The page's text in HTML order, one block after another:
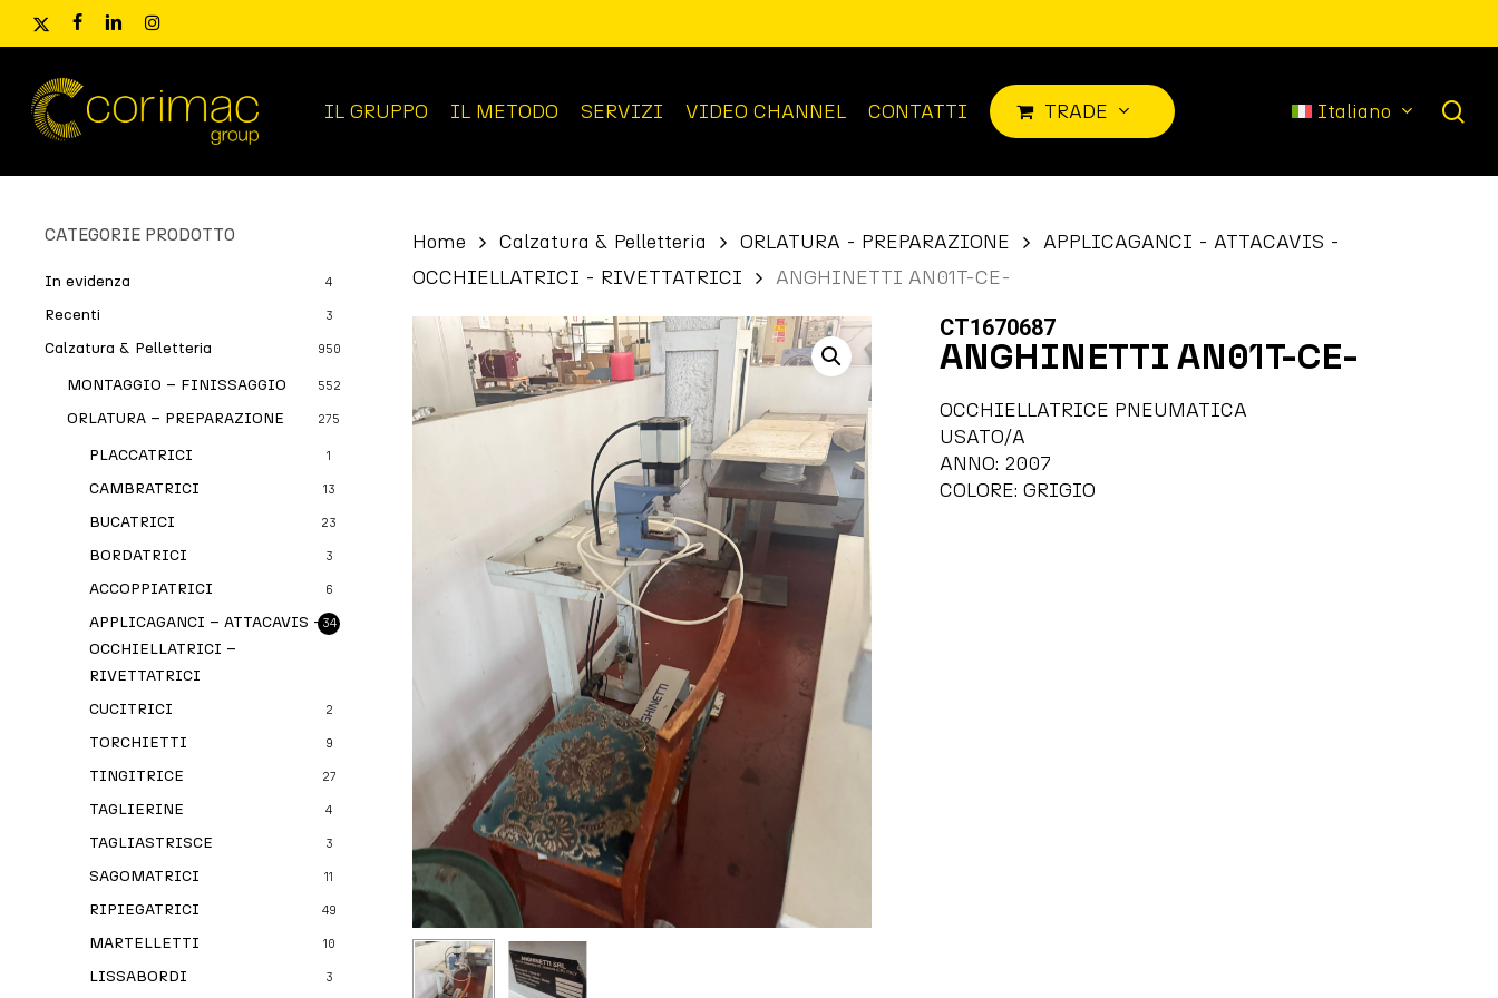
Skip
content
x-
facebooklinkedininstagram
Ricerca
prodotti
IL GRUPPO IL METODO SERVIZI VIDEO CHANNEL CONTATTI TRADE Italiano
CATEGORIE PRODOTTO
In evidenza 4
Recenti 3
Calzatura & Pelletteria 950
MONTAGGIO – FINISSAGGIO 552
ORLATURA – PREPARAZIONE 275
PLACCATRICI 1
CAMBRATRICI 13
BUCATRICI 23
BORDATRICI 3
ACCOPPIATRICI 6
APPLICAGANCI – ATTACAVIS –
OCCHIELLATRICI –
RIVETTATRICI
34
CUCITRICI 2
TORCHIETTI 9
TINGITRICE 27
TAGLIERINE 4
TAGLIASTRISCE 3
SAGOMATRICI 11
RIPIEGATRICI 49
MARTELLETTI 10
LISSABORDI 3
Home Calzatura & Pelletteria ORLATURA - PREPARAZIONE
APPLICAGANCI - ATTACAVIS -
OCCHIELLATRICI - RIVETTATRICI
ANGHINETTI AN01T-CE-
CT1670687
ANGHINETTI AN01T-CE-
OCCHIELLATRICE PNEUMATICA
USATO/A
ANNO: 2007
COLORE: GRIGIO